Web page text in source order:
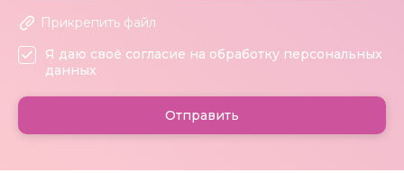
Прикрепить файл
Я даю своё согласие на обработку персональных
данных
Отправить